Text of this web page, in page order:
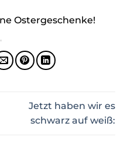
Ostergeschenke!
Jetzt haben wir es
schwarz auf weiß: